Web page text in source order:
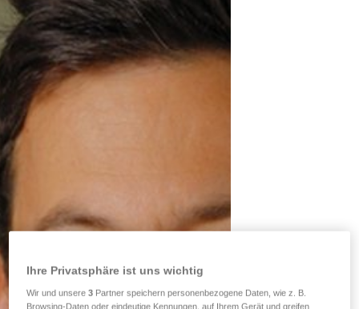
Ihre Privatsphäre ist uns wichtig
Wir und unsere3 Partner speichern personenbezogene Daten, wie z. B.
Browsing-Daten oder eindeutige Kennungen, auf Ihrem Gerät und greifen